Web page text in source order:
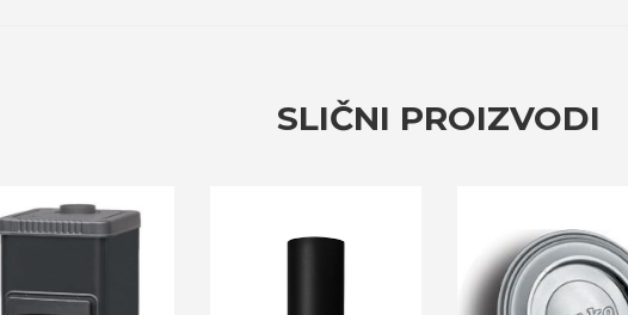
SLIČNI PROIZVODI